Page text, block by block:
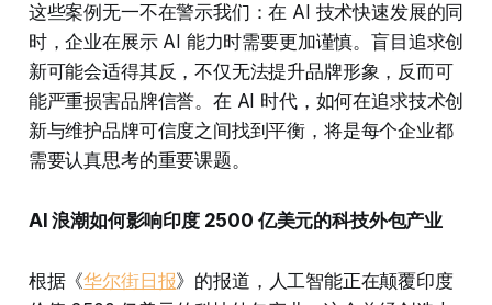
这些案例无一不在警示我们：在 AI 技术快速发展的同
时，企业在展示 AI 能力时需要更加谨慎。盲目追求创
新可能会适得其反，不仅无法提升品牌形象，反而可
能严重损害品牌信誉。在 AI 时代，如何在追求技术创
新与维护品牌可信度之间找到平衡，将是每个企业都
需要认真思考的重要课题。
AI 浪潮如何影响印度 2500 亿美元的科技外包产业
根据《华尔街日报》的报道，人工智能正在颠覆印度